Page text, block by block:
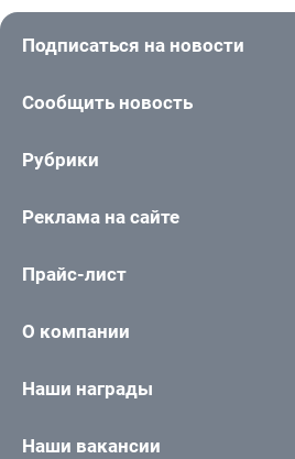
Подписаться на новости
Сообщить новость
Рубрики
Реклама на сайте
Прайс-лист
О компании
Наши награды
Наши вакансии